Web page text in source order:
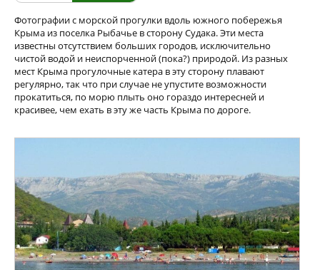
Фотографии с морской прогулки вдоль южного побережья
Крыма из поселка Рыбачье в сторону Судака. Эти места
известны отсутствием больших городов, исключительно
чистой водой и неиспорченной (пока?) природой. Из разных
мест Крыма прогулочные катера в эту сторону плавают
регулярно, так что при случае не упустите возможности
прокатиться, по морю плыть оно гораздо интересней и
красивее, чем ехать в эту же часть Крыма по дороге.